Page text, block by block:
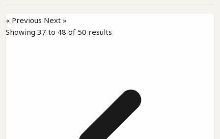
« Previous Next »
Showing 37 to 48 of 50 results